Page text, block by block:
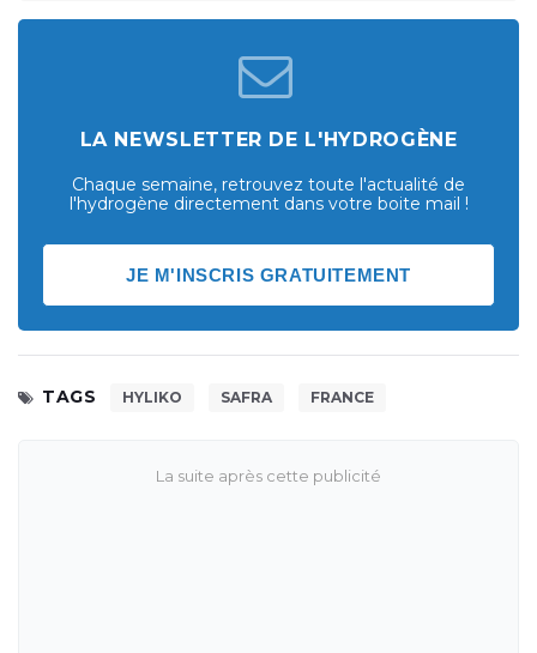
LA NEWSLETTER DE L'HYDROGÈNE
Chaque semaine, retrouvez toute l'actualité de
l'hydrogène directement dans votre boite mail !
JE M'INSCRIS GRATUITEMENT
TAGS HYLIKO SAFRA FRANCE